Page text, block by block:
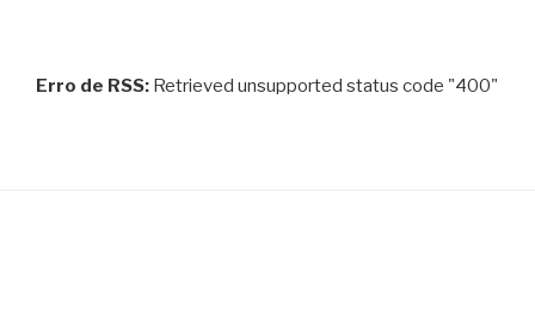
Erro de RSS: Retrieved unsupported status code "400"